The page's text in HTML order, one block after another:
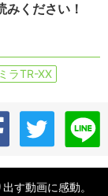
みください！
ミラTR-XX
す動画に感動。